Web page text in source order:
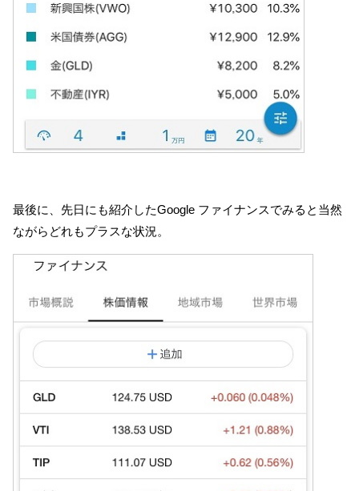
最後に、先日にも紹介したGoogle ファイナンスでみると当然
ながらどれもプラスな状況。